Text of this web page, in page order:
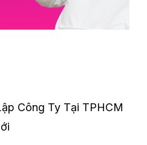
Công Ty Tại TPHCM